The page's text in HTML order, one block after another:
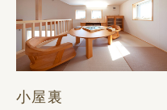
小屋裏